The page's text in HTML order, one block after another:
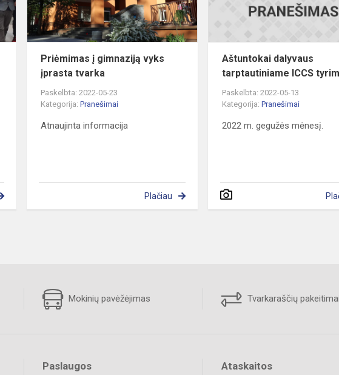
ir
saugiai
elgti...
Priėmimas į gimnaziją vyks
įprasta tvarka
Paskelbta: 2022-05-23
Kategorija:Pranešimai
Atnaujinta informacija
Plačiau
Aštuntokai dalyvaus
tarptautiniame ICCS
Paskelbta: 2022-05-13
Kategorija:Pranešimai
2022 m. gegužės mėnesį.
Mokinių pavėžėjimas Tvarkaraščių pakeitimai
Paslaugos Ataskaitos